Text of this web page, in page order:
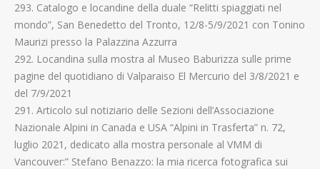
293. Catalogo e locandine della duale “Relitti spiaggiati nel
mondo”, San Benedetto del Tronto, 12/8-5/9/2021 con Tonino
Maurizi presso la Palazzina Azzurra
292. Locandina sulla mostra al Museo Baburizza sulle prime
pagine del quotidiano di Valparaiso El Mercurio del 3/8/2021 e
del 7/9/2021
291. Articolo sul notiziario delle Sezioni dell’Associazione
Nazionale Alpini in Canada e USA “Alpini in Trasferta” n. 72,
luglio 2021, dedicato alla mostra personale al VMM di
Vancouver:” Stefano Benazzo: la mia ricerca fotografica sui